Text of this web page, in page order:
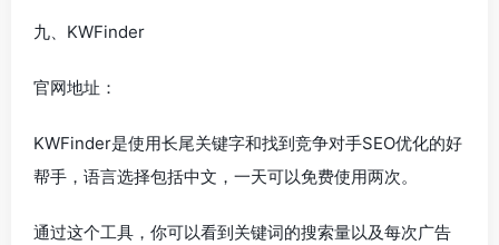
九、KWFinder
官网地址：
KWFinder是使用长尾关键字和找到竞争对手SEO优化的好
帮手，语言选择包括中文，一天可以免费使用两次。
通过这个工具，你可以看到关键词的搜索量以及每次广告